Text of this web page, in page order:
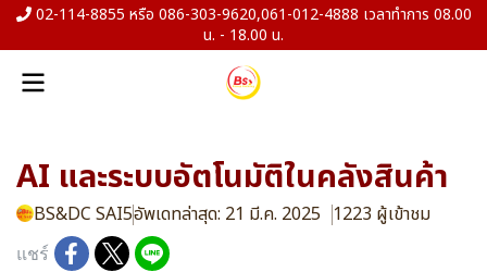
02-114-8855 หรือ 086-303-9620,061-012-4888 เวลาทำการ 08.00
น. - 18.00 น.
AI และระบบอัตโนมัติในคลังสินค้า
BS&DC SAI5อัพเดทล่าสุด: 21 มี.ค. 2025 1223 ผู้เข้าชม
แชร์